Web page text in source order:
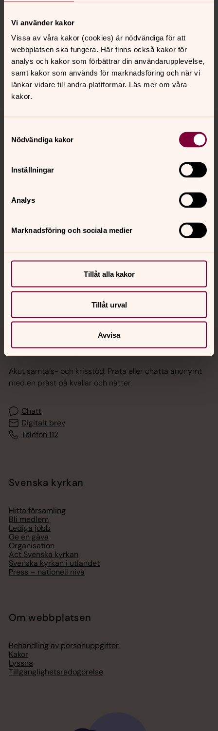
Vi använder kakor
Vissa av våra kakor (cookies) är nödvändiga för att
webbplatsen ska fungera. Här finns också kakor för
analys och kakor som förbättrar din användarupplevelse,
samt kakor som används för marknadsföring och när vi
länkar vidare till andra plattformar. Läs mer om våra
kakor.
Nödvändiga kakor
Inställningar
Analys
Marknadsföring och sociala medier
Tillåt alla kakor
Tillåt urval
Avvisa
Synpunkter eller frågor på sidans
innehåll?
nora.tarnsjo.forsamling@svenskakyrkan.se
Dela
Tillbaka till toppen
Tillbaka till innehållet
Kalender
Hitta snabbt
Jourhavande präst
Akut samtals- och krisstöd. Prata eller chatta anonymt
med en präst på kvällar och nätter.
Chatt
Digitalt brev
Telefon 112
Svenska kyrkan
Hitta församling
Bli medlem
Lediga jobb
Ge en gåva
Organisation
Act Svenska kyrkan
Svenska kyrkan i utlandet
Press – nationell nivå
Om webbplatsen
Behandling av personuppgifter
Kakor
Lyssna
Tillgänglighetsredogörelse